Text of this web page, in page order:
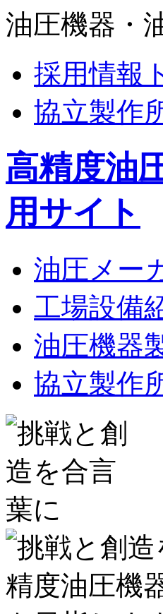
油圧機器・
採用情報
協立製作
高精度油
用サイト
油圧メー
工場設備
油圧機器
協立製作